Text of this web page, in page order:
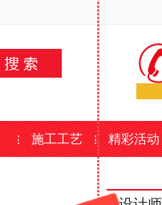
施工工艺 精彩活动